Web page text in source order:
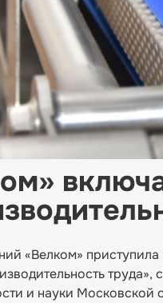
«Велком»
и науки Московской